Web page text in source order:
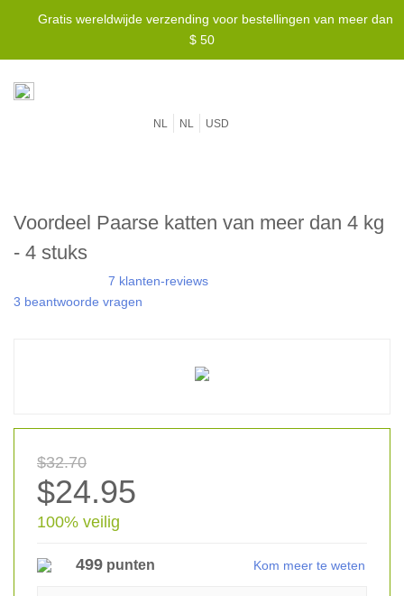
Gratis wereldwijde verzending voor bestellingen van meer dan
$ 50
NL NL USD
Voordeel Paarse katten van meer dan 4 kg
- 4 stuks
7 klanten-reviews
3 beantwoorde vragen
$32.70
$24.95
100% veilig
499 punten Kom meer te weten